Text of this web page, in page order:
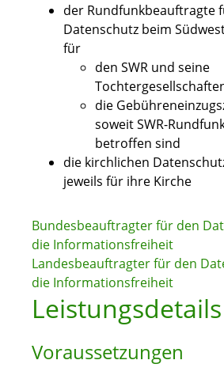
der Rundfunkbeauftragte
Datenschutz beim
für
den SWR und seine
die
soweit SWR-
betroffen sind
die kirchlichen
jeweils für ihre Kirche
Bundesbeauftragter für den
die Informationsfreiheit
Landesbeauftragter für den
die Informationsfreiheit
Leistungsdetails
Voraussetzungen